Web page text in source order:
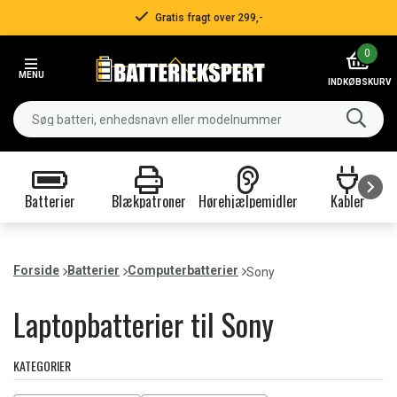
Hurtig levering!
MENU
0
INDKØBSKURV
Batterier Blækpatroner Hørehjælpemidler Kabler
Forside Batterier Computerbatterier Sony
Laptopbatterier til Sony
KATEGORIER